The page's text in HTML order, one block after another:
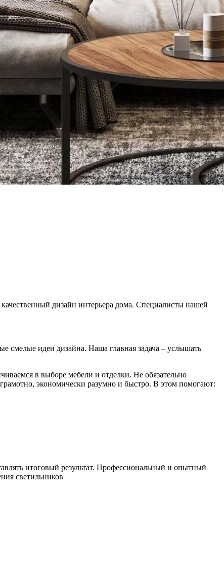
дизайн интерьера дома. Специалисты нашей
смелые идеи дизайна. Наша главная задача – услышать
в выборе мебели и отделки. Не обязательно
экономически разумно и быстро. В этом помогают:
итоговый результат. Профессиональный и опытный
светильников